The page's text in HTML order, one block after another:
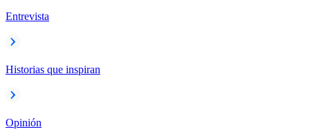
Entrevista
Historias que inspiran
Opinión